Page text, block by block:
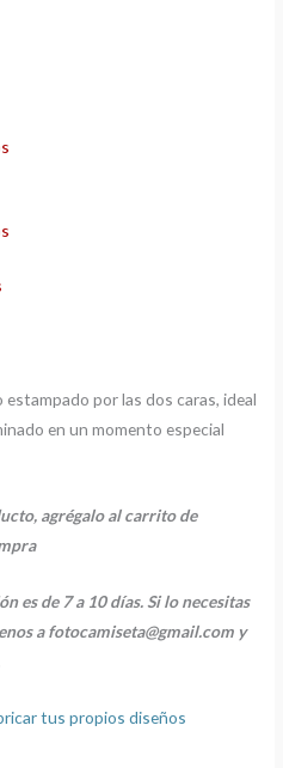
por las dos caras, ideal
en un momento especial
agrégalo al carrito de
es de 7 a 10 días. Si lo necesitas
a fotocamiseta@gmail.com y
tus propios diseños